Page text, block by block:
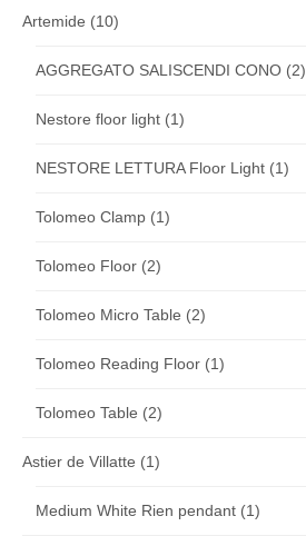
Artemide (10)
AGGREGATO SALISCENDI CONO (2)
Nestore floor light (1)
NESTORE LETTURA Floor Light (1)
Tolomeo Clamp (1)
Tolomeo Floor (2)
Tolomeo Micro Table (2)
Tolomeo Reading Floor (1)
Tolomeo Table (2)
Astier de Villatte (1)
Medium White Rien pendant (1)